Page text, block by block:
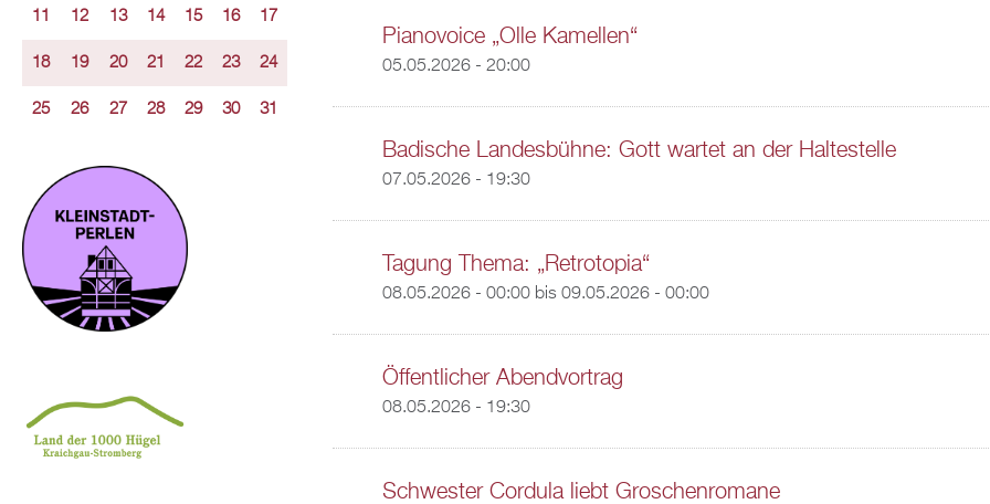
Pianovoice „Olle Kamellen“
05.05.2026 - 20:00
Badische Landesbühne: Gott wartet an der Haltestelle
07.05.2026 - 19:30
Tagung Thema: „Retrotopia“
08.05.2026 - 00:00bis 09.05.2026 - 00:00
Öffentlicher Abendvortrag
08.05.2026 - 19:30
Schwester Cordula liebt Groschenromane
11 12 13 14 15 16 17
18 19 20 21 22 23 24
25 26 27 28 29 30 31